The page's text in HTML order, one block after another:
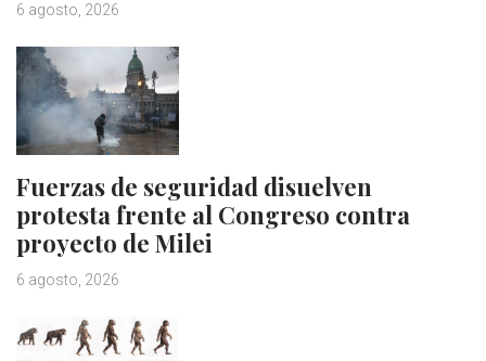
6 agosto, 2026
Fuerzas de seguridad disuelven
protesta frente al Congreso contra
proyecto de Milei
6 agosto, 2026